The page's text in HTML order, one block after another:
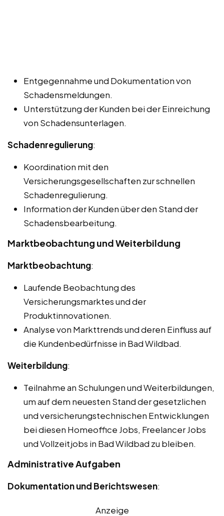
Entgegennahme und Dokumentation von
Schadensmeldungen.
Unterstützung der Kunden bei der Einreichung
von Schadensunterlagen.
Schadenregulierung:
Koordination mit den
Versicherungsgesellschaften zur schnellen
Schadenregulierung.
Information der Kunden über den Stand der
Schadensbearbeitung.
Marktbeobachtung und Weiterbildung
Marktbeobachtung:
Laufende Beobachtung des
Versicherungsmarktes und der
Produktinnovationen.
Analyse von Markttrends und deren Einfluss auf
die Kundenbedürfnisse in Bad Wildbad.
Weiterbildung:
Teilnahme an Schulungen und Weiterbildungen,
um auf dem neuesten Stand der gesetzlichen
und versicherungstechnischen Entwicklungen
bei diesen Homeoffice Jobs, Freelancer Jobs
und Vollzeitjobs in Bad Wildbad zu bleiben.
Administrative Aufgaben
Dokumentation und Berichtswesen:
Anzeige